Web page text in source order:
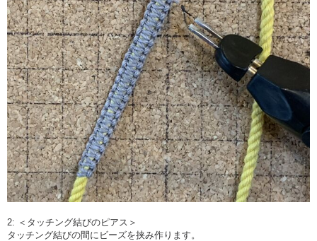
2: ＜タッチング結びのピアス＞
タッチング結びの間にビーズを挟み作ります。